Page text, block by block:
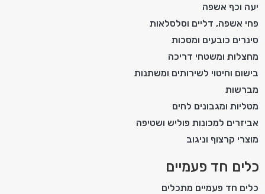
יעה וכף אשפה
פחי אשפה, דליים וסלסלאות
סינרים כובעים ומסכות
מחצלות ומשטחי דריכה
בישום וחיטוי לשירותים ומשתנות
מברשות
מטליות ומגבונים לחים
אביזרים למכונות פוליש ושטיפה
מוצרי קרצוף וניגוב
כלים חד פעמיים
כלים חד פעמיים מתכלים